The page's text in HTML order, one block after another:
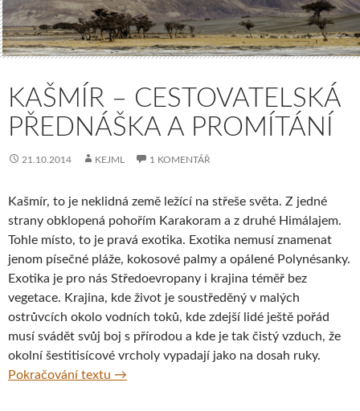
KAŠMÍR – CESTOVATELSKÁ
PŘEDNÁŠKA A PROMÍTÁNÍ
21.10.2014 KEJML 1 KOMENTÁŘ
Kašmír, to je neklidná země ležící na střeše světa. Z jedné
strany obklopená pohořím Karakoram a z druhé Himálajem.
Tohle místo, to je pravá exotika. Exotika nemusí znamenat
jenom písečné pláže, kokosové palmy a opálené Polynésanky.
Exotika je pro nás Středoevropany i krajina téměř bez
vegetace. Krajina, kde život je soustředěný v malých
ostrůvcích okolo vodních toků, kde zdejší lidé ještě pořád
musí svádět svůj boj s přírodou a kde je tak čistý vzduch, že
okolní šestitisícové vrcholy vypadají jako na dosah ruky.
Pokračování textu Kašmír – cestovatelská přednáška a
→